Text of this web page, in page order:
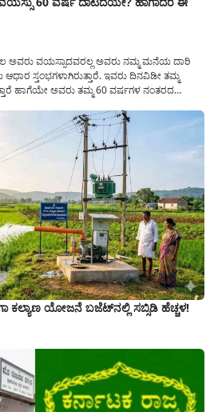
ವಯಸ್ಸಾದವರಲ್ಲ ಅವರು ನಮ್ಮ ಮನೆಯ ದಾರಿ
ಸ್ತಂಭಗಳಾಗಿರುತ್ತಾರೆ. ಇವರು ದಿನವಿಡೀ ತಮ್ಮ
ಹಾಗೆಯೇ ಅವರು ತಮ್ಮ 60 ವರ್ಷಗಳ ನಂತರದ
ಕಲ್ಯಾಣ ಯೋಜನೆ ಬಜೆಟ್‌ನಲ್ಲಿ ಸಬ್ಸಿಡಿ ಹೆಚ್ಚಳ!